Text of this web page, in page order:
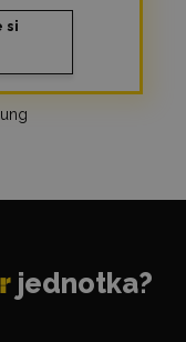
si
jednotka?